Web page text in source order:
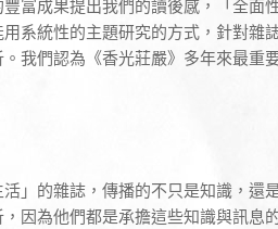
富成果提出我們的讀後感，「全面
系統性的主題研究的方式，針對雜
我們認為《香光莊嚴》多年來最重
」的雜誌，傳播的不只是知識，還
因為他們都是承擔這些知識與訊息